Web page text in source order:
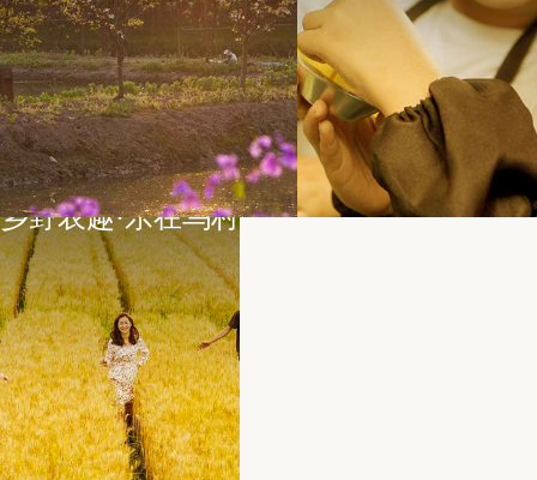
乡野农趣·乐在乌村